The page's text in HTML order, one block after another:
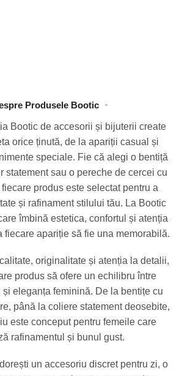
Produsele Bootic
Bootic de accesorii și bijuterii create
orice ținută, de la apariții casual și
speciale. Fie că alegi o bentiță
statement sau o pereche de cercei cu
produs este selectat pentru a
și rafinament stilului tău. La Bootic
îmbină estetica, confortul și atenția
fiecare apariție să fie una memorabilă.
originalitate și atenția la detalii,
produs să ofere un echilibru între
eleganța feminină. De la bentițe cu
până la coliere statement deosebite,
este conceput pentru femeile care
rafinamentul și bunul gust.
un accesoriu discret pentru zi, o